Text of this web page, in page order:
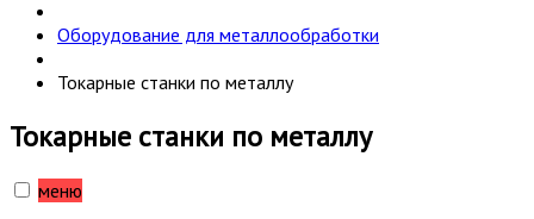
Оборудование для металлообработки
Токарные станки по металлу
Токарные станки по металлу
меню